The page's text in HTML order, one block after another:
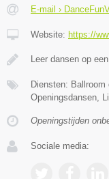
E-mail ›
Website: https://
Leer dansen op
Diensten:
Openingsdansen,
Openingstijden
Sociale media: